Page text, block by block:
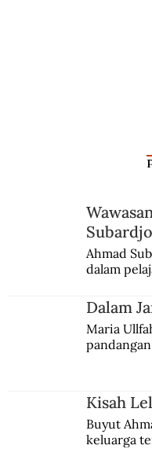
Gema
Seberang
Subardjo
Ahmad
dalam
Jules
Dalam
Maria
Kisah
Buyut
keluarga